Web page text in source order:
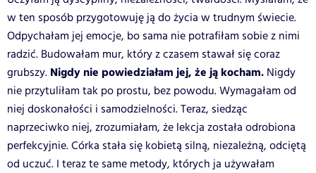
w ten sposób przygotowuję ją do życia w trudnym świecie.
Odpychałam jej emocje, bo sama nie potrafiłam sobie z nimi
radzić. Budowałam mur, który z czasem stawał się coraz
grubszy. Nigdy nie powiedziałam jej, że ją kocham. Nigdy
nie przytuliłam tak po prostu, bez powodu. Wymagałam od
niej doskonałości i samodzielności. Teraz, siedząc
naprzeciwko niej, zrozumiałam, że lekcja została odrobiona
perfekcyjnie. Córka stała się kobietą silną, niezależną, odciętą
od uczuć. I teraz te same metody, których ja używałam